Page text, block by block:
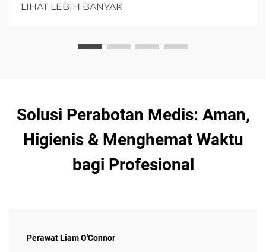
opsi daya serap tinggi.
LIHAT LEBIH BANYAK
Solusi Perabotan Medis: Aman,
Higienis & Menghemat Waktu
bagi Profesional
Perawat Liam O'Connor